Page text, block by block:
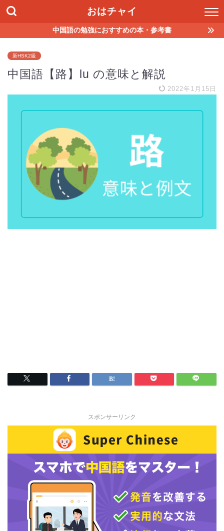
おはチャイ
中国語の勉強におすすめの本・参考書
新HSK2級
中国語【路】lu の意味と解説
2022年1月15日
スポンサーリンク